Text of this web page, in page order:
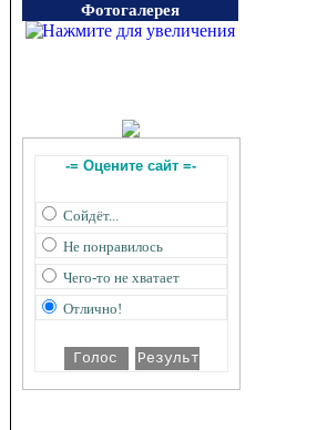
Фотогалерея
-= Оцените сайт =-
Сойдёт...
Не понравилось
Чего-то не хватает
Отлично!